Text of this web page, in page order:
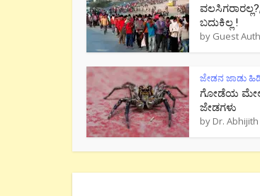
ಬದುಕಿಲ್ಲ !
by Guest
ಜೇಡನ ಜಾಡು
ಗೋಡೆಯ
ಜೇಡಗಳು
by Dr. Abhijith